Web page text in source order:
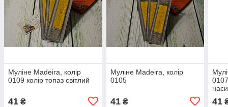
Муліне Madeira, колір
0109 колір топаз світлий
41 ₴
Муліне Madeira, колір
0105
41₴ 41